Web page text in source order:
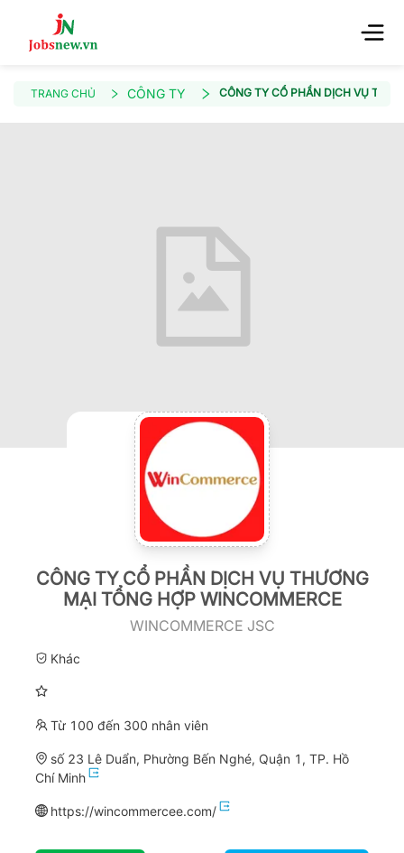
TRANG CHỦ CÔNG TY CÔNG TY CỔ PHẦN DỊCH VỤ
CÔNG TY CỔ PHẦN DỊCH VỤ THƯƠNG
MẠI TỔNG HỢP WINCOMMERCE
WINCOMMERCE JSC
Khác
Từ 100 đến 300 nhân viên
số 23 Lê Duẩn, Phường Bến Nghé, Quận 1, TP. Hồ
Chí Minh
https://wincommercee.com/